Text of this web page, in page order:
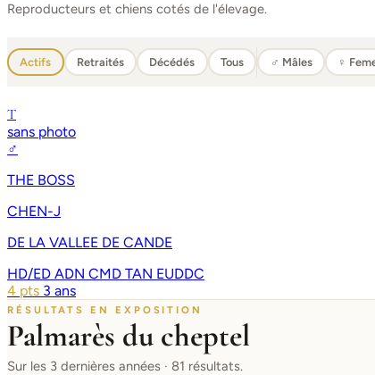
Reproducteurs et chiens cotés de l'élevage.
Actifs Retraités Décédés Tous ♂ Mâles ♀
T
sans photo
♂
THE BOSS
CHEN-J
DE LA VALLEE DE CANDE
HD/ED ADN CMD TAN EUDDC
4 pts 3 ans
RÉSULTATS EN EXPOSITION
Palmarès du cheptel
Sur les 3 dernières années · 81 résultats.